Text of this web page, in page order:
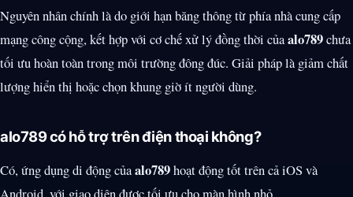
Nguyên nhân chính là do giới hạn băng thông từ phía nhà cung cấp
mạng công cộng, kết hợp với cơ chế xử lý đồng thời củaalo789chưa
tối ưu hoàn toàn trong môi trường đông đúc. Giải pháp là giảm chất
lượng hiển thị hoặc chọn khung giờ ít người dùng.
alo789 có hỗ trợ trên điện thoại không?
Có, ứng dụng di động củaalo789hoạt động tốt trên cả iOS và